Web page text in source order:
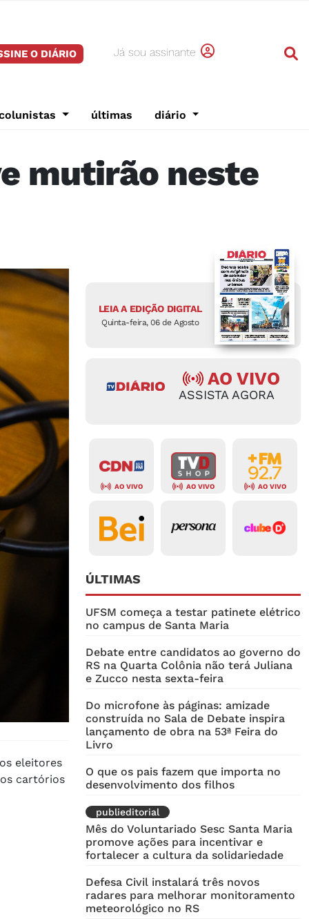
O DIÁRIO Já sou assinante
últimas diário
mutirão neste
eleitores
cartórios
LEIA A EDIÇÃO DIGITAL
Quinta-feira, 06 de Agosto
AO VIVO
ASSISTA AGORA
AO VIVO AO VIVO AO VIVO
ÚLTIMAS
UFSM começa a testar patinete elétrico
no campus de Santa Maria
Debate entre candidatos ao governo do
RS na Quarta Colônia não terá Juliana
e Zucco nesta sexta-feira
Do microfone às páginas: amizade
construída no Sala de Debate inspira
lançamento de obra na 53ª Feira do
Livro
O que os pais fazem que importa no
desenvolvimento dos filhos
publieditorial
Mês do Voluntariado Sesc Santa Maria
promove ações para incentivar e
fortalecer a cultura da solidariedade
Defesa Civil instalará três novos
radares para melhorar monitoramento
meteorológico no RS